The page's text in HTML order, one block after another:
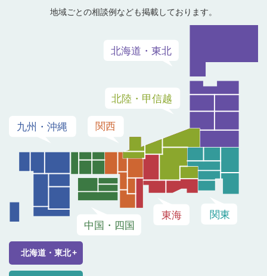
地域ごとの相談例なども掲載しております。
北海道・東北